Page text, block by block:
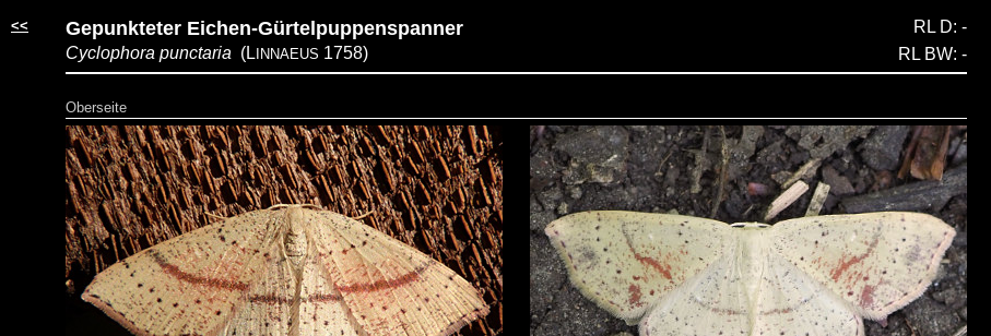
<< Gepunkteter Eichen-Gürtelpuppenspanner
Cyclophora punctaria (L INNAEUS 1758)
RL D: -
RL BW: -
Oberseite